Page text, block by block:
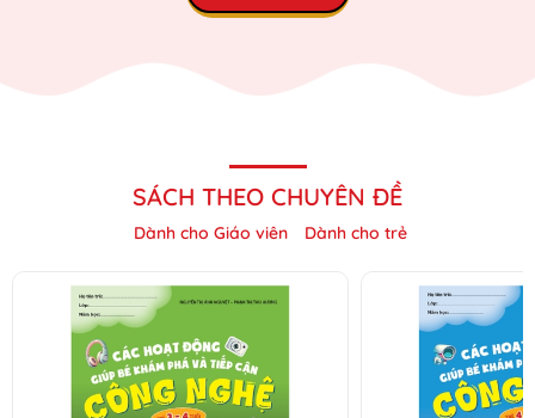
SÁCH THEO CHUYÊN ĐỀ
Dành cho Giáo viên Dành cho trẻ